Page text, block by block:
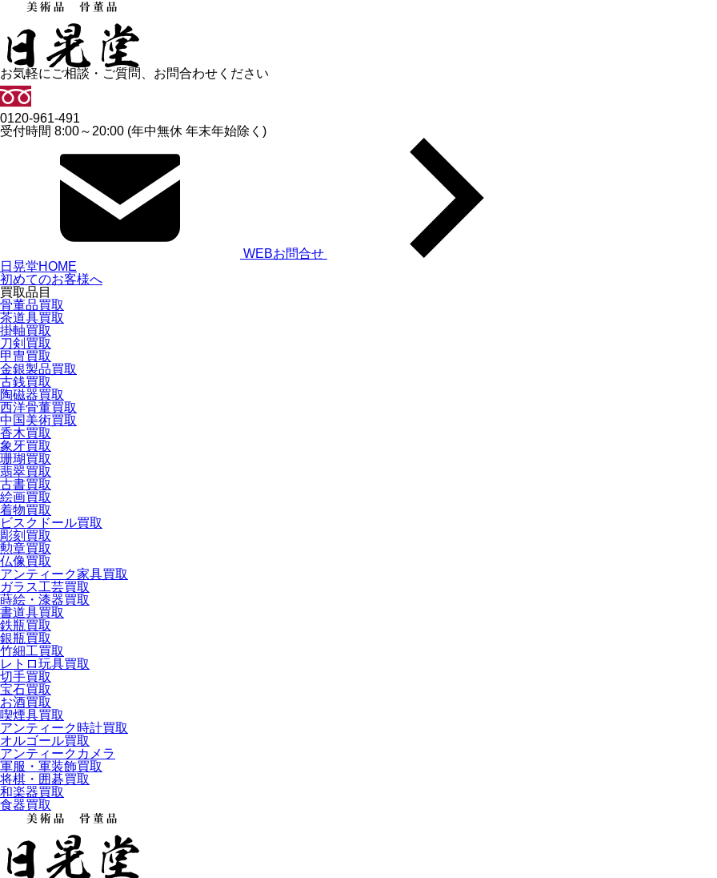
お気軽にご相談・ご質問、お問合わせください
0120-961-491
受付時間 8:00～20:00 (年中無休 年末年始除く)
WEBお問合せ
日晃堂HOME
初めてのお客様へ
買取品目
骨董品買取
茶道具買取
掛軸買取
刀剣買取
甲冑買取
金銀製品買取
古銭買取
陶磁器買取
西洋骨董買取
中国美術買取
香木買取
象牙買取
珊瑚買取
翡翠買取
古書買取
絵画買取
着物買取
ビスクドール買取
彫刻買取
勲章買取
仏像買取
アンティーク家具買取
ガラス工芸買取
蒔絵・漆器買取
書道具買取
鉄瓶買取
銀瓶買取
竹細工買取
レトロ玩具買取
切手買取
宝石買取
お酒買取
喫煙具買取
アンティーク時計買取
オルゴール買取
アンティークカメラ
軍服・軍装飾買取
将棋・囲碁買取
和楽器買取
食器買取